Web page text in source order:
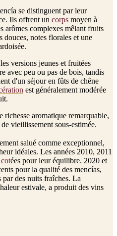
se distinguent par leur
Ils offrent un corps moyen à
arômes complexes mêlant fruits
douces, notes florales et une
versions jeunes et fruitées
avec peu ou pas de bois, tandis
d'un séjour en fûts de chêne
est généralement modérée
richesse aromatique remarquable,
vieillissement sous-estimée.
salué comme exceptionnel,
idéales. Les années 2010, 2011
cotées pour leur équilibre. 2020 et
pour la qualité des mencías,
par des nuits fraîches. La
estivale, a produit des vins